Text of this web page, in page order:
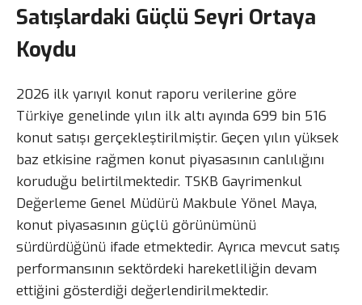
Satışlardaki Güçlü Seyri Ortaya
Koydu
2026 ilk yarıyıl konut raporu verilerine göre
Türkiye genelinde yılın ilk altı ayında 699 bin 516
konut satışı gerçekleştirilmiştir. Geçen yılın yüksek
baz etkisine rağmen konut piyasasının canlılığını
koruduğu belirtilmektedir. TSKB Gayrimenkul
Değerleme Genel Müdürü Makbule Yönel Maya,
konut piyasasının güçlü görünümünü
sürdürdüğünü ifade etmektedir. Ayrıca mevcut satış
performansının sektördeki hareketliliğin devam
ettiğini gösterdiği değerlendirilmektedir.